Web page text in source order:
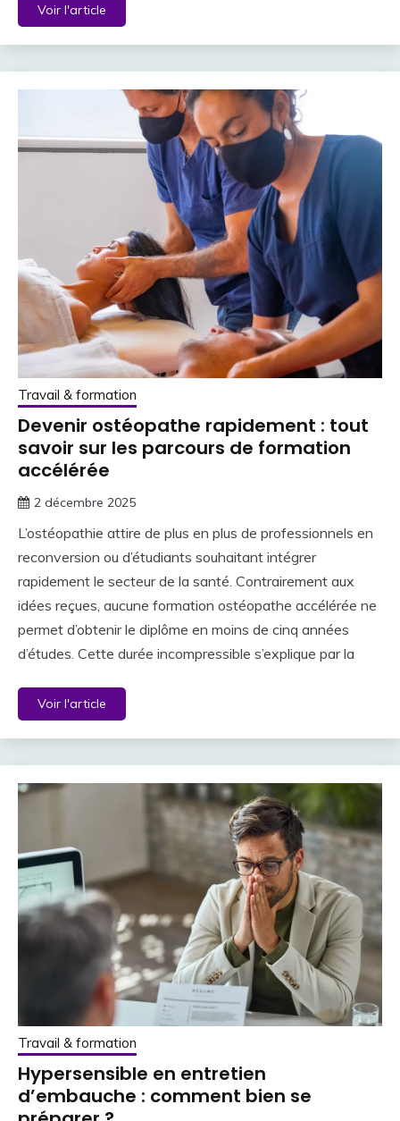
Voir l'article
Travail & formation
Devenir ostéopathe rapidement : tout
savoir sur les parcours de formation
accélérée
2 décembre 2025
L’ostéopathie attire de plus en plus de professionnels en
reconversion ou d’étudiants souhaitant intégrer
rapidement le secteur de la santé. Contrairement aux
idées reçues, aucune formation ostéopathe accélérée ne
permet d’obtenir le diplôme en moins de cinq années
d’études. Cette durée incompressible s’explique par la
Voir l'article
Travail & formation
Hypersensible en entretien
d’embauche : comment bien se